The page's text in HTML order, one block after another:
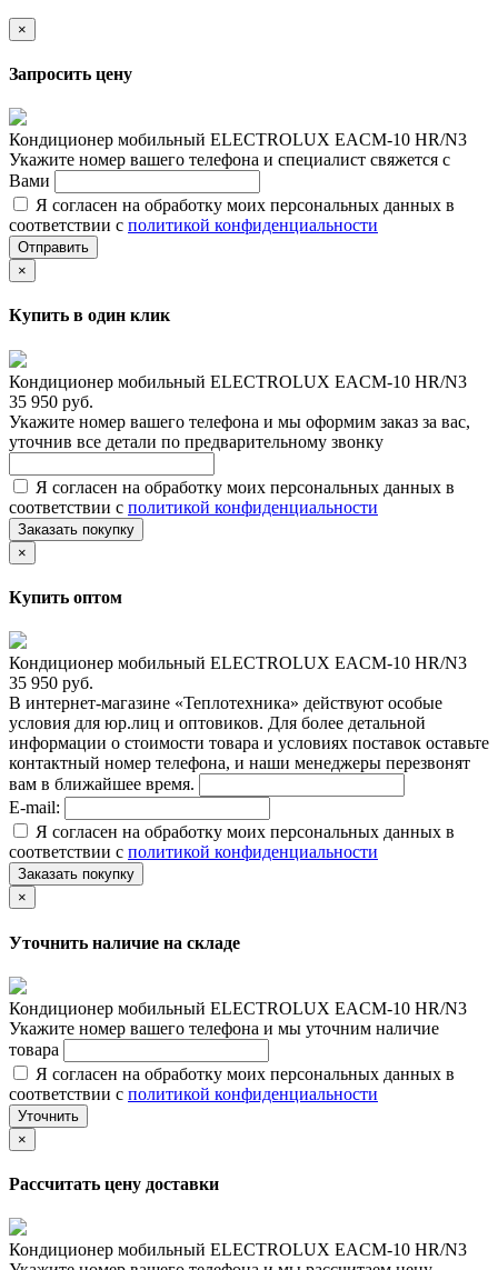
×
Запросить цену
Кондиционер мобильный ELECTROLUX EACM-10 HR/N3
Укажите номер вашего телефона и специалист свяжется с
Вами
Я согласен на обработку моих персональных данных в
соответствии с политикой конфиденциальности
Отправить
×
Купить в один клик
Кондиционер мобильный ELECTROLUX EACM-10 HR/N3
35 950 руб.
Укажите номер вашего телефона и мы оформим заказ за вас,
уточнив все детали по предварительному звонку
Я согласен на обработку моих персональных данных в
соответствии с политикой конфиденциальности
Заказать покупку
×
Купить оптом
Кондиционер мобильный ELECTROLUX EACM-10 HR/N3
35 950 руб.
В интернет-магазине «Теплотехника» действуют особые
условия для юр.лиц и оптовиков. Для более детальной
информации о стоимости товара и условиях поставок оставьте
контактный номер телефона, и наши менеджеры перезвонят
вам в ближайшее время.
E-mail:
Я согласен на обработку моих персональных данных в
соответствии с политикой конфиденциальности
Заказать покупку
×
Уточнить наличие на складе
Кондиционер мобильный ELECTROLUX EACM-10 HR/N3
Укажите номер вашего телефона и мы уточним наличие
товара
Я согласен на обработку моих персональных данных в
соответствии с политикой конфиденциальности
Уточнить
×
Рассчитать цену доставки
Кондиционер мобильный ELECTROLUX EACM-10 HR/N3